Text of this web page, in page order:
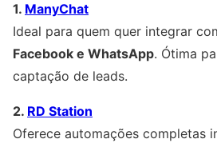
1. ManyChat
Ideal para quem quer integrar
Facebook e WhatsApp. Ótima
captação de leads.
2. RD Station
Oferece automações completas